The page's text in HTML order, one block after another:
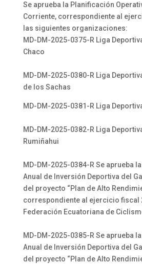
Se aprueba la Planificación
Corriente, correspondiente al
las siguientes organizaciones:
MD-DM-2025-0375-R Liga
Chaco
MD-DM-2025-0380-R Liga
de los Sachas
MD-DM-2025-0381-R Liga
MD-DM-2025-0382-R Liga
Rumiñahui
MD-DM-2025-0384-R Se aprueba
Anual de Inversión Deportiva del
del proyecto “Plan de Alto
correspondiente al ejercicio fiscal
Federación Ecuatoriana de
MD-DM-2025-0385-R Se aprueba
Anual de Inversión Deportiva del
del proyecto “Plan de Alto